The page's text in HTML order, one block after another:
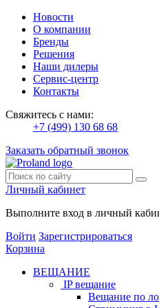
Новости
О компании
Бренды
Решения
Наши дилеры
Сервис-центр
Контакты
Свяжитесь с нами:
+7 (499) 130 68 68
Заказать обратный звонок
Личный кабинет
Выполните вход в личный
Войти Зарегистрироваться
Корзина
ВЕЩАНИЕ
IP вещание
Вещание по